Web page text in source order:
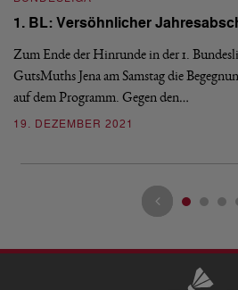
1. BL: Versöhnlicher
Zum Ende der Hinrunde in der 1.
GutsMuths Jena am Samstag die
auf dem Programm. Gegen den…
19. DEZEMBER 2021